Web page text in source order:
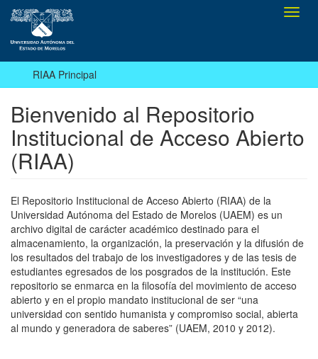
RIAA Principal
Bienvenido al Repositorio
Institucional de Acceso Abierto
(RIAA)
El Repositorio Institucional de Acceso Abierto (RIAA) de la
Universidad Autónoma del Estado de Morelos (UAEM) es un
archivo digital de carácter académico destinado para el
almacenamiento, la organización, la preservación y la difusión de
los resultados del trabajo de los investigadores y de las tesis de
estudiantes egresados de los posgrados de la institución. Este
repositorio se enmarca en la filosofía del movimiento de acceso
abierto y en el propio mandato institucional de ser “una
universidad con sentido humanista y compromiso social, abierta
al mundo y generadora de saberes” (UAEM, 2010 y 2012).